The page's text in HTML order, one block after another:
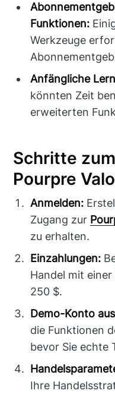
Funktionen:
Werkzeuge
Anfängliche
könnten Zeit
erweiterten
Schritte
Pourpre
Anmelden:
Zugang zur
zu erhalten.
Einzahlungen:
Handel mit
250 $.
Demo-Konto
die Funktionen
bevor Sie echte
Ihre